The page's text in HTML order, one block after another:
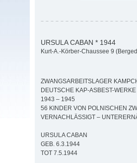
URSULA CABAN * 1944
Kurt-A.-Körber-Chaussee 9
ZWANGSARBEITSLAGER
DEUTSCHE KAP-ASBEST-WERKE
1943 – 1945
56 KINDER VON POLNISCHEN
VERNACHLÄSSIGT –
URSULA CABAN
GEB. 6.3.1944
TOT 7.5.1944